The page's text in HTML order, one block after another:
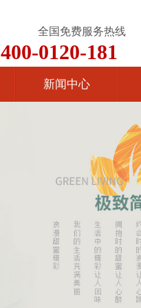
新闻中心
全国免费服务热线
400-0120-181